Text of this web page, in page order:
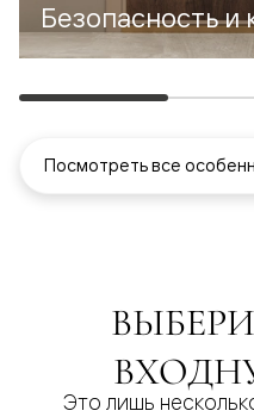
Безопасность
Посмотреть все
Это лишь